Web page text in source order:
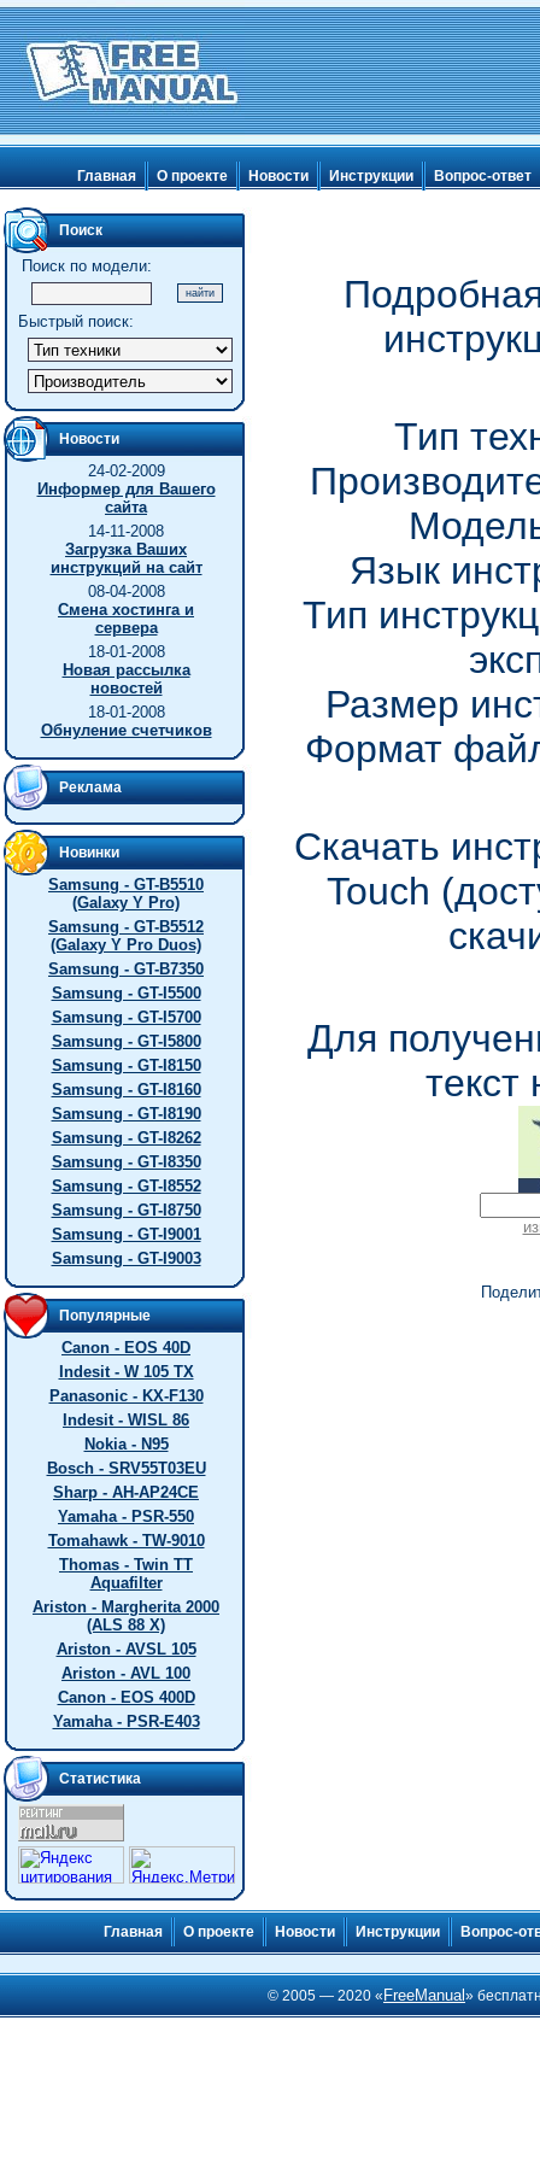
Главная О проекте Новости Инструкции Вопрос-ответ
Поиск
Поиск по модели:
Быстрый поиск:
Новости
24-02-2009
Информер для Вашего
сайта
14-11-2008
Загрузка Ваших
инструкций на сайт
08-04-2008
Смена хостинга и
сервера
18-01-2008
Новая рассылка
новостей
18-01-2008
Обнуление счетчиков
Реклама
Новинки
Samsung - GT-B5510
(Galaxy Y Pro)
Samsung - GT-B5512
(Galaxy Y Pro Duos)
Samsung - GT-B7350
Samsung - GT-I5500
Samsung - GT-I5700
Samsung - GT-I5800
Samsung - GT-I8150
Samsung - GT-I8160
Samsung - GT-I8190
Samsung - GT-I8262
Samsung - GT-I8350
Samsung - GT-I8552
Samsung - GT-I8750
Samsung - GT-I9001
Samsung - GT-I9003
Популярные
Canon - EOS 40D
Indesit - W 105 TX
Panasonic - KX-F130
Indesit - WISL 86
Nokia - N95
Bosch - SRV55T03EU
Sharp - AH-AP24CE
Yamaha - PSR-550
Tomahawk - TW-9010
Thomas - Twin TT
Aquafilter
Ariston - Margherita 2000
(ALS 88 X)
Ariston - AVSL 105
Ariston - AVL 100
Canon - EOS 400D
Yamaha - PSR-E403
Статистика
Тип
Язык
Тип
Размер
Формат
Скачать
Touch
Для
текст
Главная О проекте Новости Инструкции Вопрос-
© 2005 — 2020 « FreeManual»